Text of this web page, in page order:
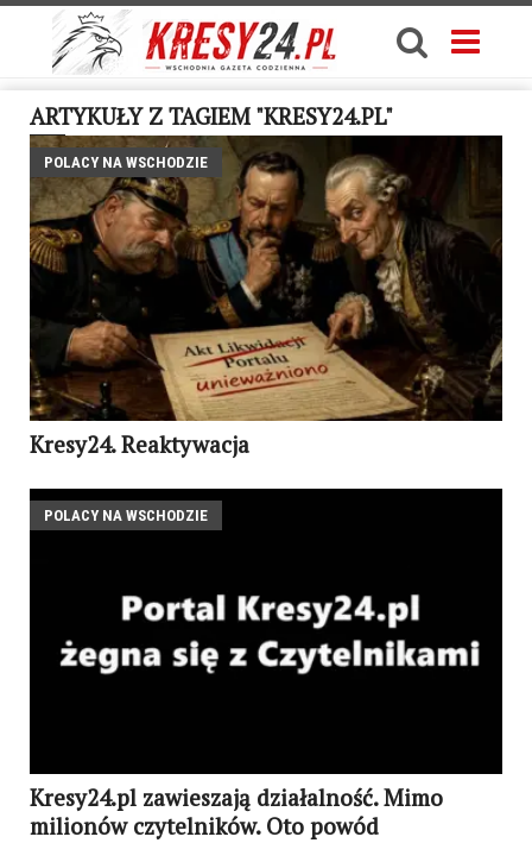
ARTYKUŁY Z TAGIEM "KRESY24.PL"
POLACY NA WSCHODZIE
Kresy24. Reaktywacja
POLACY NA WSCHODZIE
Kresy24.pl zawieszają działalność. Mimo
milionów czytelników. Oto powód